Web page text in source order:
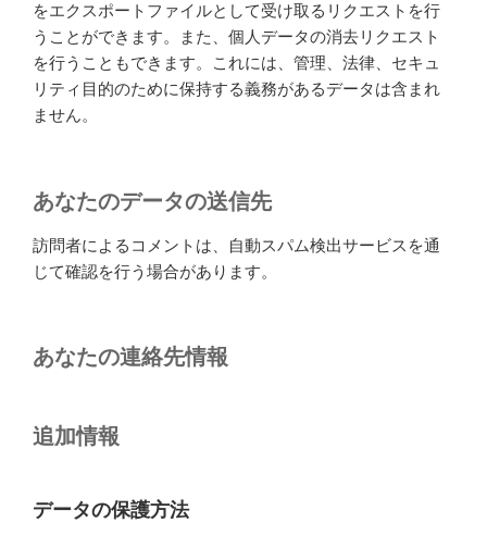
をエクスポートファイルとして受け取るリクエストを行
うことができます。また、個人データの消去リクエスト
を行うこともできます。これには、管理、法律、セキュ
リティ目的のために保持する義務があるデータは含まれ
ません。
あなたのデータの送信先
訪問者によるコメントは、自動スパム検出サービスを通
じて確認を行う場合があります。
あなたの連絡先情報
追加情報
データの保護方法